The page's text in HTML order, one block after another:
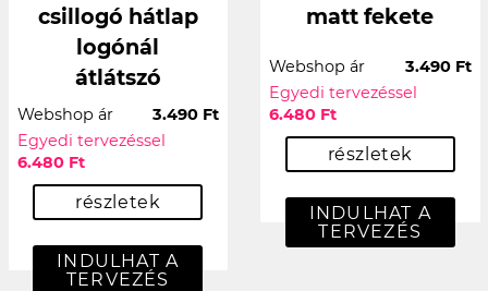
csillogó hátlap
logónál
átlátszó
Webshop ár
3.490 Ft
Egyedi tervezéssel
6.480 Ft
részletek
INDULHAT A
TERVEZÉS
matt fekete
Webshop ár
3.490 Ft
Egyedi tervezéssel
6.480 Ft
részletek
INDULHAT A
TERVEZÉS